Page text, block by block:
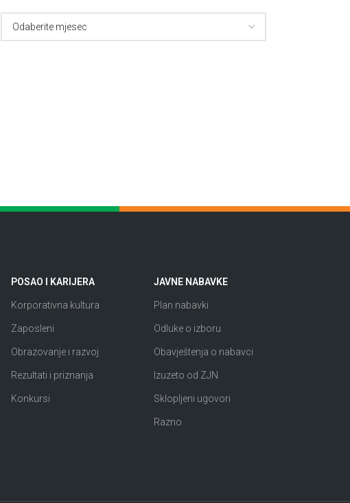
POSAO I KARIJERA
Korporativna kultura
Zaposleni
Obrazovanje i razvoj
Rezultati i priznanja
Konkursi
JAVNE NABAVKE
Plan nabavki
Odluke o izboru
Obavještenja o nabavci
Izuzeto od ZJN
Sklopljeni ugovori
Razno